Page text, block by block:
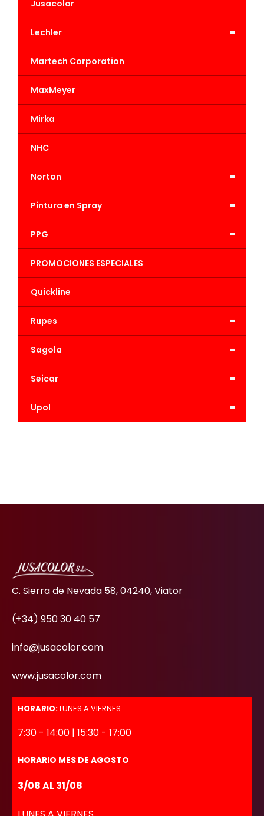
Jusacolor
-
Lechler
Martech Corporation
MaxMeyer
Mirka
NHC
-
Norton
-
Pintura en Spray
-
PPG
PROMOCIONES ESPECIALES
Quickline
-
Rupes
-
Sagola
-
Seicar
-
Upol
C. Sierra de Nevada 58, 04240, Viator
(+34) 950 30 40 57
info@jusacolor.com
www.jusacolor.com
HORARIO:LUNES A VIERNES
7:30 - 14:00 | 15:30 - 17:00
HORARIO MES DE AGOSTO
3/08 AL 31/08